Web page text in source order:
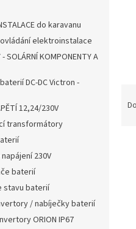
do karavanu
elektroinstalace
- SOLÁRNÍ KOMPONENTY A
DC-DC Victron -
12,24/230V
transformátory
230V
baterií
stavu baterií
/ nabíječky baterií
ORION IP67